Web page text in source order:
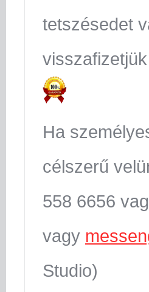
tetszésedet
Ha
célszerű
558 6656
vagy
Studio)